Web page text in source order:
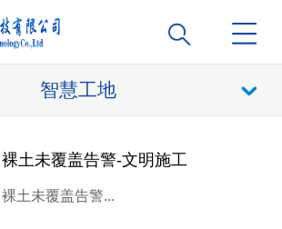
智慧工地
裸土未覆盖告警-文明施工
裸土未覆盖告警...